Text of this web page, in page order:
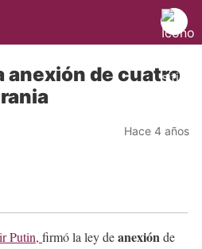
anexión de cuatro
Hace 4 años
Putin, firmó la ley deanexiónde